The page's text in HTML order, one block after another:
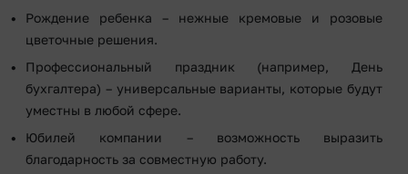
Рождение ребенка – нежные кремовые и розовые
цветочные решения.
Профессиональный праздник (например, День
бухгалтера) – универсальные варианты, которые будут
уместны в любой сфере.
Юбилей компании – возможность выразить
благодарность за совместную работу.